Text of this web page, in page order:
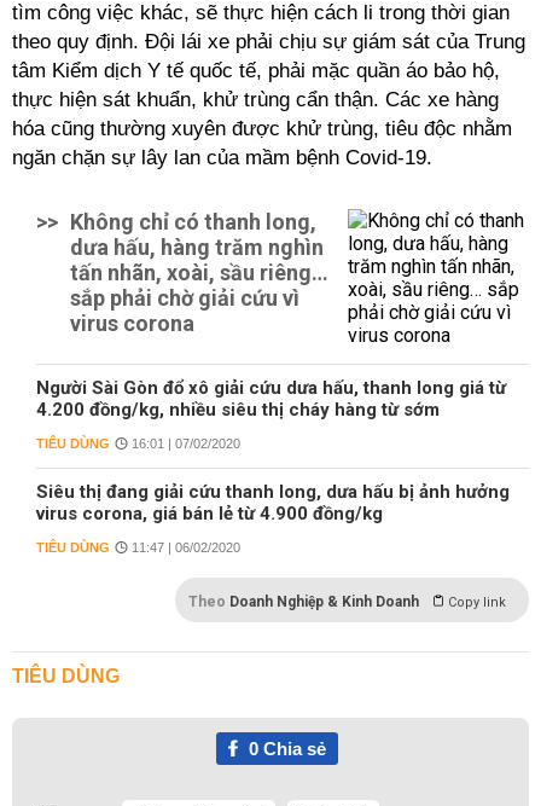
tìm công việc khác, sẽ thực hiện cách li trong thời gian
theo quy định. Đội lái xe phải chịu sự giám sát của Trung
tâm Kiểm dịch Y tế quốc tế, phải mặc quần áo bảo hộ,
thực hiện sát khuẩn, khử trùng cẩn thận. Các xe hàng
hóa cũng thường xuyên được khử trùng, tiêu độc nhằm
ngăn chặn sự lây lan của mầm bệnh Covid-19.
>> Không chỉ có thanh long,
dưa hấu, hàng trăm nghìn
tấn nhãn, xoài, sầu riêng…
sắp phải chờ giải cứu vì
virus corona
Người Sài Gòn đổ xô giải cứu dưa hấu, thanh long giá từ
4.200 đồng/kg, nhiều siêu thị cháy hàng từ sớm
TIÊU DÙNG 16:01 | 07/02/2020
Siêu thị đang giải cứu thanh long, dưa hấu bị ảnh hưởng
virus corona, giá bán lẻ từ 4.900 đồng/kg
TIÊU DÙNG 11:47 | 06/02/2020
Theo Doanh Nghiệp & Kinh Doanh Copy link
TIÊU DÙNG
0Chia sẻ